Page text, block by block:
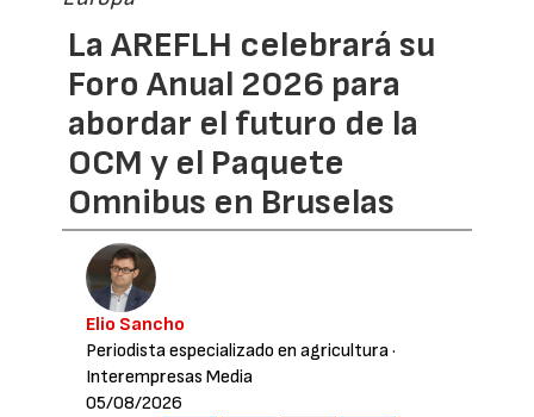
La AREFLH celebrará su
Foro Anual 2026 para
abordar el futuro de la
OCM y el Paquete
Omnibus en Bruselas
Elio Sancho
Periodista especializado en agricultura·
Interempresas Media
05/08/2026